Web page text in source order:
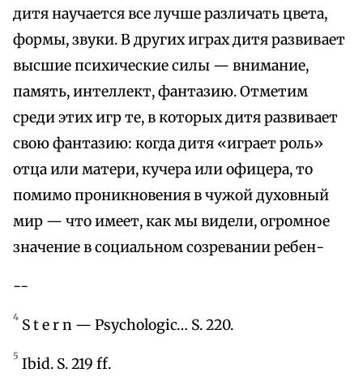
дитя научается все лучше различать цвета,
формы, звуки. В других играх дитя развивает
высшие психические силы — внимание,
память, интеллект, фантазию. Отметим
среди этих игр те, в которых дитя развивает
свою фантазию: когда дитя «играет роль»
отца или матери, кучера или офицера, то
помимо проникновения в чужой духовный
мир — что имеет, как мы видели, огромное
значение в социальном созревании ребен-
--
4 S t e r n — Psychologic… S. 220.
5 Ibid. S. 219 ff.